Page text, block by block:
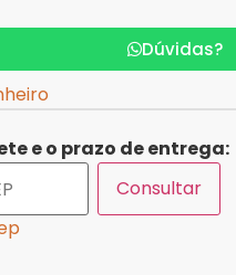
Dúvidas?
e o prazo de entrega:
Consultar